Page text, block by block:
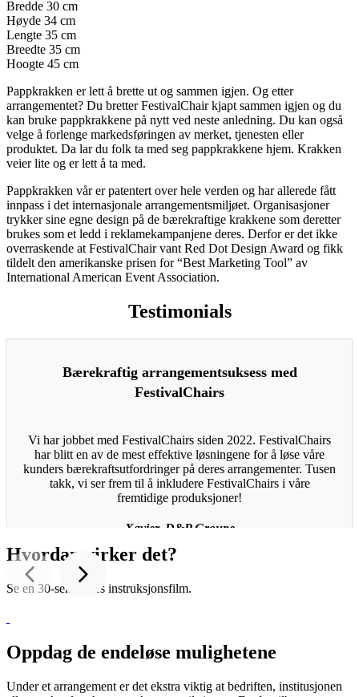
Bredde 30 cm
Høyde 34 cm
Lengte 35 cm
Breedte 35 cm
Hoogte 45 cm
Pappkrakken er lett å brette ut og sammen igjen. Og etter
arrangementet? Du bretter FestivalChair kjapt sammen igjen og du
kan bruke pappkrakkene på nytt ved neste anledning. Du kan også
velge å forlenge markedsføringen av merket, tjenesten eller
produktet. Da lar du folk ta med seg pappkrakkene hjem. Krakken
veier lite og er lett å ta med.
Pappkrakken vår er patentert over hele verden og har allerede fått
innpass i det internasjonale arrangementsmiljøet. Organisasjoner
trykker sine egne design på de bærekraftige krakkene som deretter
brukes som et ledd i reklamekampanjene deres. Derfor er det ikke
overraskende at FestivalChair vant Red Dot Design Award og fikk
tildelt den amerikanske prisen for “Best Marketing Tool” av
International American Event Association.
Testimonials
Bærekraftig arrangementsuksess med
FestivalChairs
Vi har jobbet med FestivalChairs siden 2022. FestivalChairs
har blitt en av de mest effektive løsningene for å løse våre
kunders bærekraftsutfordringer på deres arrangementer. Tusen
takk, vi ser frem til å inkludere FestivalChairs i våre
fremtidige produksjoner!
Xavier, D&P Groupe
Hvordan virker det?
Se en 30-sekunders instruksjonsfilm.
Oppdag de endeløse mulighetene
Under et arrangement er det ekstra viktig at bedriften, institusjonen